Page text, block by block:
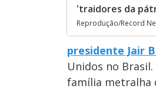
'traidores da
Reprodução/Record
presidente Jair
Unidos no
família metralha